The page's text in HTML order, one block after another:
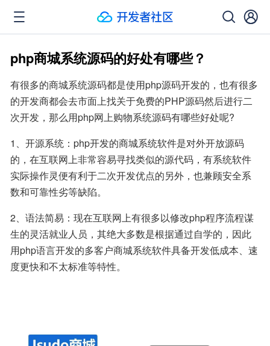
php商城系统源码的好处有哪些？
有很多的商城系统源码都是使用php源码开发的，也有很多
的开发商都会去市面上找关于免费的PHP源码然后进行二
次开发，那么用php网上购物系统源码有哪些好处呢?
1、开源系统：php开发的商城系统软件是对外开放源码
的，在互联网上非常容易寻找类似的源代码，有系统软件
实际操作灵便有利于二次开发优点的另外，也兼顾安全系
数和可靠性劣等缺陷。
2、语法简易：现在互联网上有很多以修改php程序流程谋
生的灵活就业人员，其绝大多数是根据通过自学的，因此
用php语言开发的多客户商城系统软件具备开发低成本、速
度更快和不太标准等特性。